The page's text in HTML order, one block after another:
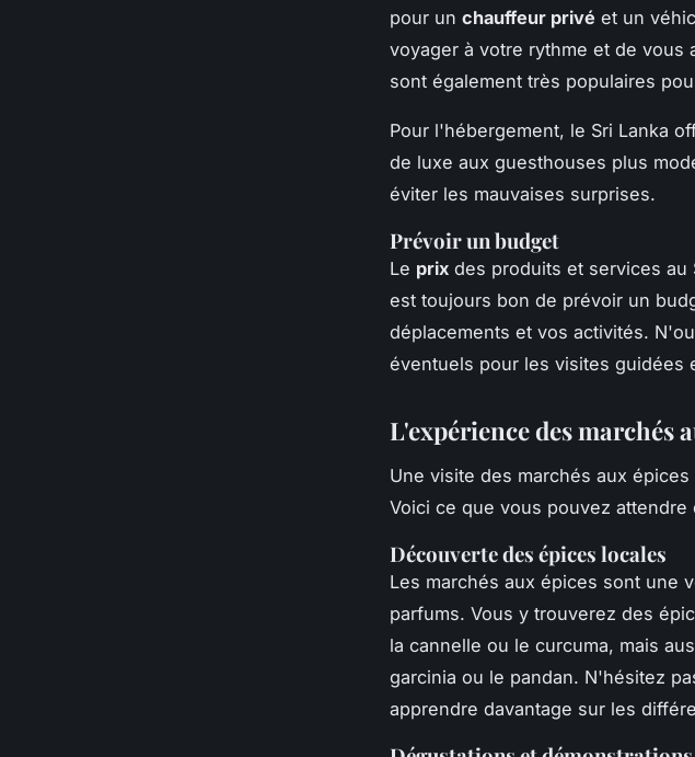
pour un chauffeur privé et un
voyager à votre rythme et de vous
sont également très populaires
Pour l'hébergement, le Sri Lanka
de luxe aux guesthouses plus
éviter les mauvaises surprises.
Prévoir un budget
Le prix des produits et services au
est toujours bon de prévoir un
déplacements et vos activités.
éventuels pour les visites guidées
L'expérience des marchés
Une visite des marchés aux
Voici ce que vous pouvez attendre
Découverte des épices locales
Les marchés aux épices sont une
parfums. Vous y trouverez des
la cannelle ou le curcuma, mais
garcinia ou le pandan. N'hésitez
apprendre davantage sur les